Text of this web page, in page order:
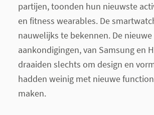
partijen, toonden hun nieuwste
en fitness wearables. De
nauwelijks te bekennen. De nieuwe
aankondigingen, van Samsung en
draaiden slechts om design en
hadden weinig met nieuwe
maken.